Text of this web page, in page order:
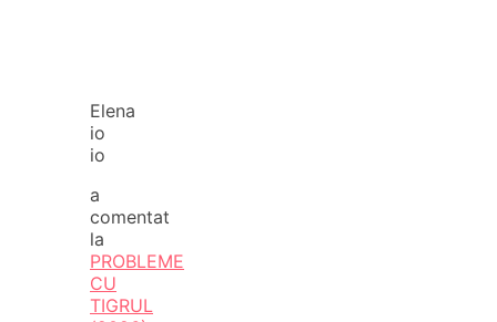
Elena
io
io
a
comentat
la
PROBLEME
CU
TIGRUL